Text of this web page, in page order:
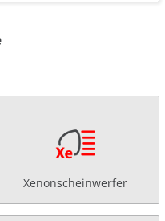
Xenonscheinwerfer